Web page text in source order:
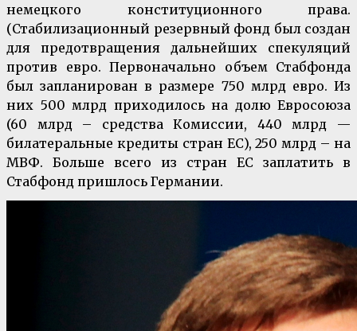
немецкого конституционного права.
(Стабилизационный резервный фонд был создан
для предотвращения дальнейших спекуляций
против евро. Первоначально объем Стабфонда
был запланирован в размере 750 млрд евро. Из
них 500 млрд приходилось на долю Евросоюза
(60 млрд – средства Комиссии, 440 млрд —
билатеральные кредиты стран ЕС), 250 млрд – на
МВФ. Больше всего из стран ЕС заплатить в
Стабфонд пришлось Германии.